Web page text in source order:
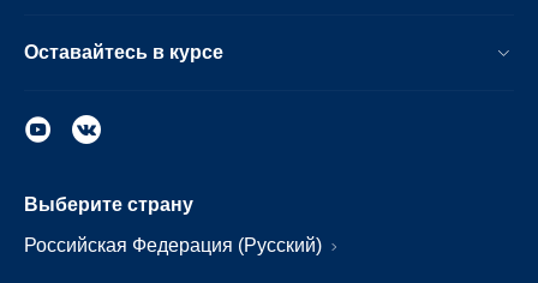
Оставайтесь в курсе
Выберите страну
Российская Федерация (Русский)